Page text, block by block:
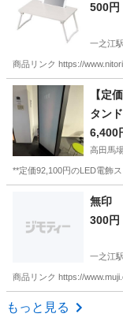
500円
一之江駅
商品リンク https://
東京 江戸川区 一
【定
タン
付き
6,400
高田馬
**定価92,100円のLED電飾
高田
無印
300円
一之江駅
商品リンク https://
東京 江戸川区
もっと見る